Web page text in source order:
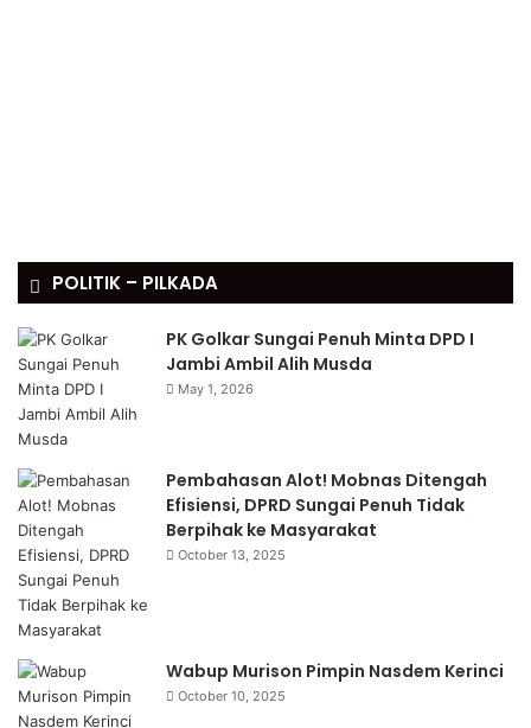
POLITIK – PILKADA
PK Golkar Sungai Penuh Minta DPD I
Jambi Ambil Alih Musda
May 1, 2026
Pembahasan Alot! Mobnas Ditengah
Efisiensi, DPRD Sungai Penuh Tidak
Berpihak ke Masyarakat
October 13, 2025
Wabup Murison Pimpin Nasdem Kerinci
October 10, 2025